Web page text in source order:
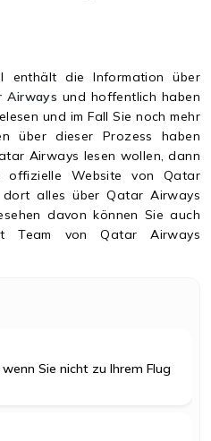
enthält die Information über
Airways und hoffentlich haben
und im Fall Sie noch mehr
über dieser Prozess haben
Airways lesen wollen, dann
offizielle Website von Qatar
alles über Qatar Airways
davon können Sie auch
Team von Qatar Airways
Sie nicht zu Ihrem Flug